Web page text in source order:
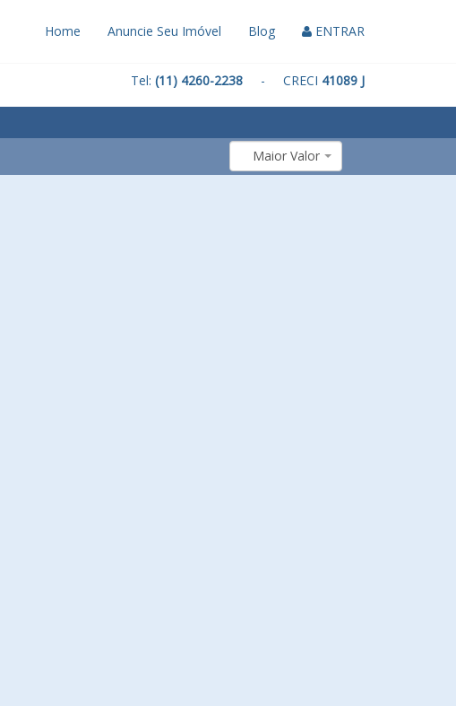
Home Anuncie Seu Imóvel Blog ENTRAR
Tel: (11) 4260-2238 - CRECI 41089 J
Maior Valor